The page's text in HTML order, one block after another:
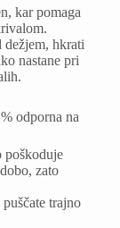
kar pomaga
dežjem, hkrati
nastane pri
odporna na
poškoduje
zato
trajno